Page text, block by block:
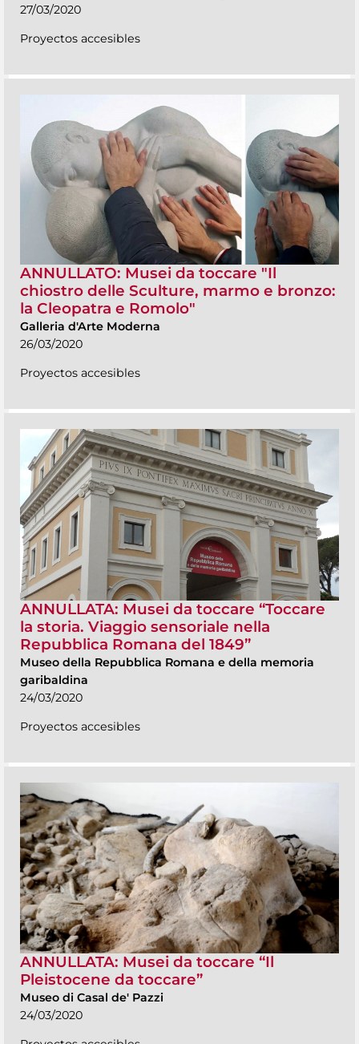
27/03/2020
Proyectos accesibles
ANNULLATO: Musei da toccare "Il
chiostro delle Sculture, marmo e bronzo:
la Cleopatra e Romolo"
Galleria d'Arte Moderna
26/03/2020
Proyectos accesibles
ANNULLATA: Musei da toccare “Toccare
la storia. Viaggio sensoriale nella
Repubblica Romana del 1849”
Museo della Repubblica Romana e della memoria
garibaldina
24/03/2020
Proyectos accesibles
ANNULLATA: Musei da toccare “Il
Pleistocene da toccare”
Museo di Casal de' Pazzi
24/03/2020